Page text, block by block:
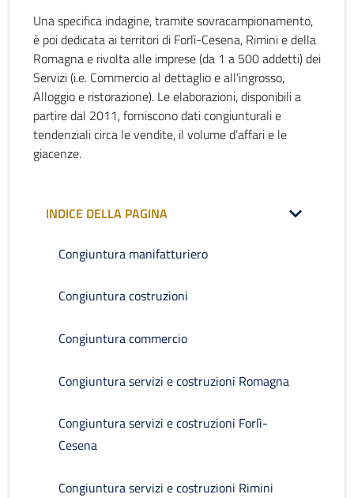
Una specifica indagine, tramite sovracampionamento,
è poi dedicata ai territori di Forlì-Cesena, Rimini e della
Romagna e rivolta alle imprese (da 1 a 500 addetti) dei
Servizi (i.e. Commercio al dettaglio e all’ingrosso,
Alloggio e ristorazione). Le elaborazioni, disponibili a
partire dal 2011, forniscono dati congiunturali e
tendenziali circa le vendite, il volume d’affari e le
giacenze.
INDICE DELLA PAGINA
Congiuntura manifatturiero
Congiuntura costruzioni
Congiuntura commercio
Congiuntura servizi e costruzioni Romagna
Congiuntura servizi e costruzioni Forlì-
Cesena
Congiuntura servizi e costruzioni Rimini